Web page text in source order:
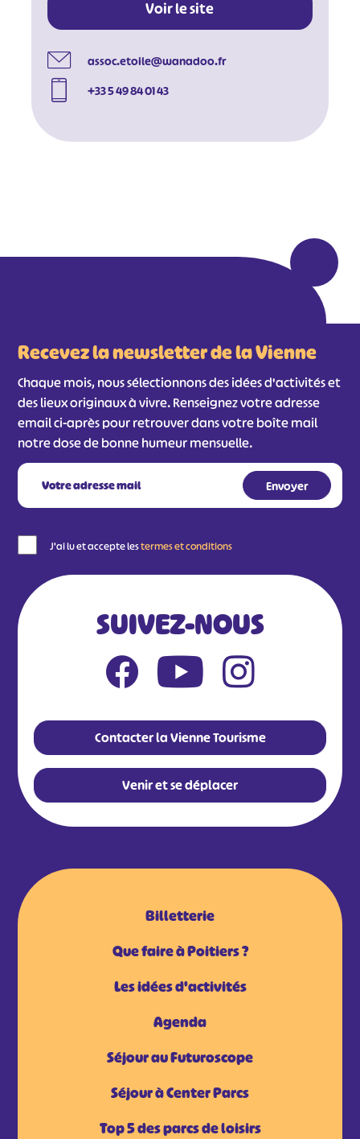
Voir le site
assoc.etoile@wanadoo.fr
+33 5 49 84 01 43
Recevez la newsletter de la Vienne
Chaque mois, nous sélectionnons des idées d'activités et
des lieux originaux à vivre. Renseignez votre adresse
email ci-après pour retrouver dans votre boîte mail
notre dose de bonne humeur mensuelle.
J'ai lu et accepte lestermes et conditions
SUIVEZ-NOUS
Contacter la Vienne Tourisme
Venir et se déplacer
Billetterie
Que faire à Poitiers ?
Les idées d'activités
Agenda
Séjour au Futuroscope
Séjour à Center Parcs
Top 5 des parcs de loisirs